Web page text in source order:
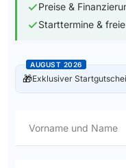
Preise &
Starttermine &
AUGUST 2026
🎁Exklusiver
Vorname und Name